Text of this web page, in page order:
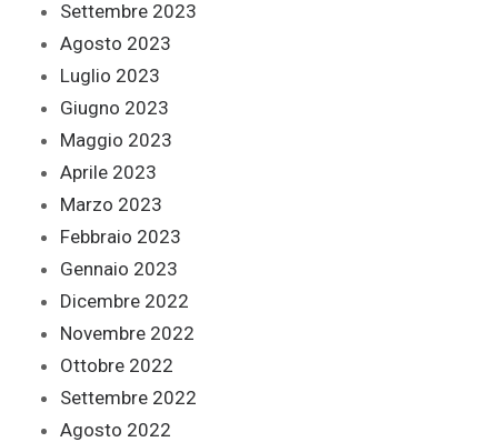
Settembre 2023
Agosto 2023
Luglio 2023
Giugno 2023
Maggio 2023
Aprile 2023
Marzo 2023
Febbraio 2023
Gennaio 2023
Dicembre 2022
Novembre 2022
Ottobre 2022
Settembre 2022
Agosto 2022